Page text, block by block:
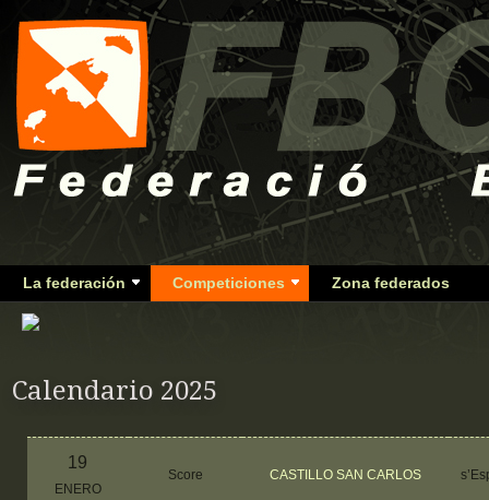
La federación Competiciones Zona federados
Calendario 2025
19
ENERO
Score CASTILLO SAN CARLOS